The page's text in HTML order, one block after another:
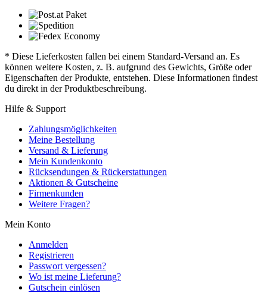
* Diese Lieferkosten fallen bei einem Standard-Versand an. Es
können weitere Kosten, z. B. aufgrund des Gewichts, Größe oder
Eigenschaften der Produkte, entstehen. Diese Informationen findest
du direkt in der Produktbeschreibung.
Hilfe & Support
Zahlungsmöglichkeiten
Meine Bestellung
Versand & Lieferung
Mein Kundenkonto
Rücksendungen & Rückerstattungen
Aktionen & Gutscheine
Firmenkunden
Weitere Fragen?
Mein Konto
Anmelden
Registrieren
Passwort vergessen?
Wo ist meine Lieferung?
Gutschein einlösen